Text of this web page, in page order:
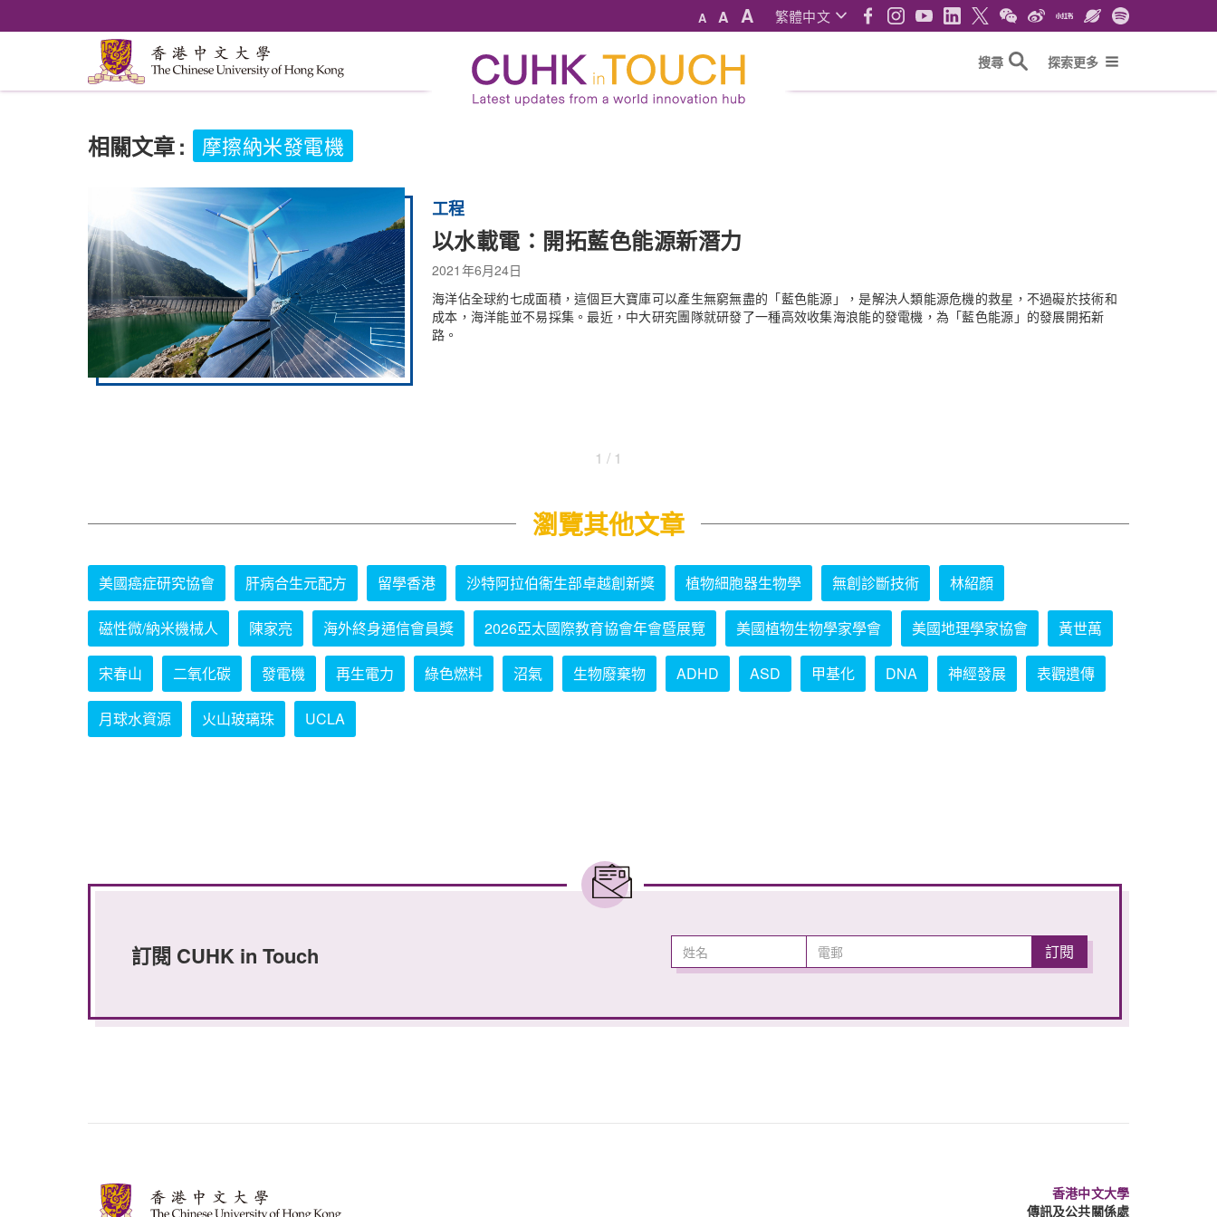
A A A 繁體中文
搜尋 探索更多
相關文章: 摩擦納米發電機
工程
以水載電：開拓藍色能源新潛力
2021年6月24日
海洋佔全球約七成面積，這個巨大寶庫可以產生無窮無盡的「藍色能源」，是解決人類能源危機的救星，不過礙於技術和
成本，海洋能並不易採集。最近，中大研究團隊就研發了一種高效收集海浪能的發電機，為「藍色能源」的發展開拓新
路。
1 / 1
瀏覽其他文章
美國癌症研究協會 肝病合生元配方 留學香港 沙特阿拉伯衞生部卓越創新獎 植物細胞器生物學 無創診斷技術 林紹顏
磁性微/納米機械人 陳家亮 海外終身通信會員獎 2026亞太國際教育協會年會暨展覽 美國植物生物學家學會 美國地理學家協會 黃世萬
宋春山 二氧化碳 發電機 再生電力 綠色燃料 沼氣 生物廢棄物 ADHD ASD 甲基化 DNA 神經發展 表觀遺傳
月球水資源 火山玻璃珠 UCLA
訂閱 CUHK in Touch
香港中文大學
傳訊及公共關係處